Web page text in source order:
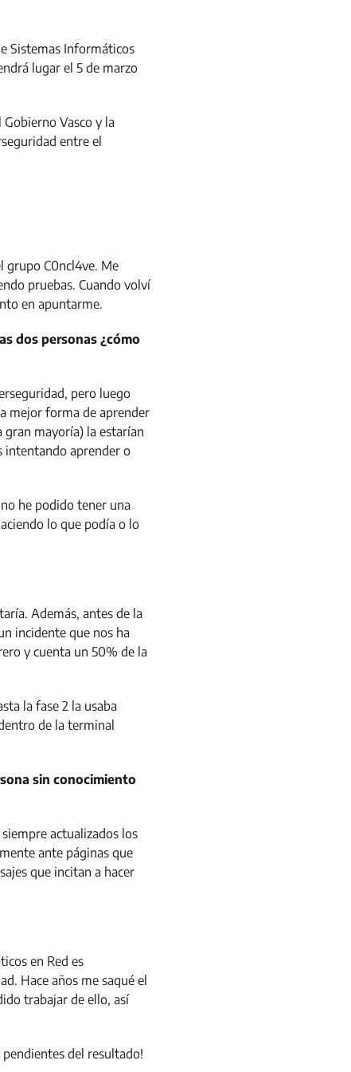
Sistemas Informáticos
lugar el 5 de marzo
Vasco y la
entre el
grupo C0ncl4ve. Me
pruebas. Cuando volví
en apuntarme.
dos personas ¿cómo
pero luego
mejor forma de aprender
gran mayoría) la estarían
intentando aprender o
he podido tener una
lo que podía o lo
Además, antes de la
incidente que nos ha
y cuenta un 50% de la
la fase 2 la usaba
de la terminal
sin conocimiento
actualizados los
ante páginas que
que incitan a hacer
en Red es
Hace años me saqué el
trabajar de ello, así
del resultado!